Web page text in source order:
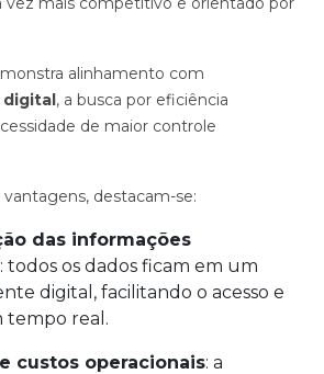
alinhamento com
digital, a busca por eficiência
de maior controle
vantagens, destacam-se:
das informações
: todos os dados ficam em um
digital, facilitando o acesso e
tempo real.
custos operacionais: a